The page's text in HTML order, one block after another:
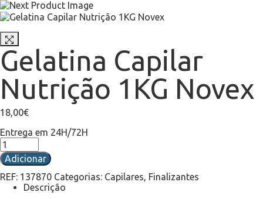
Gelatina Capilar
Nutrição 1KG Novex
18,00€
Entrega em 24H/72H
Adicionar
REF: 137870 Categorias: Capilares, Finalizantes
Descrição